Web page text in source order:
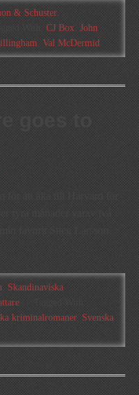
& Schuster,
CJ Box John
Val McDermid
goes to
favorit Stieg Larsson.
, Skandinaviska
Tagged With:
kriminalromaner, Svenska